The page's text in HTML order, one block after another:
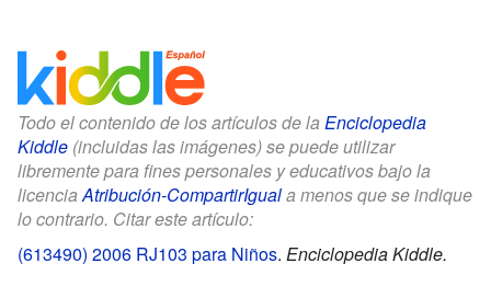
Todo el contenido de los artículos de la Enciclopedia
Kiddle (incluidas las imágenes) se puede utilizar
libremente para fines personales y educativos bajo la
licenciaAtribución-CompartirIguala menos que se indique
lo contrario. Citar este artículo:
(613490) 2006 RJ103 para Niños. Enciclopedia Kiddle.